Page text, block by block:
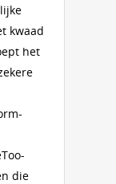
kwaad
het
die